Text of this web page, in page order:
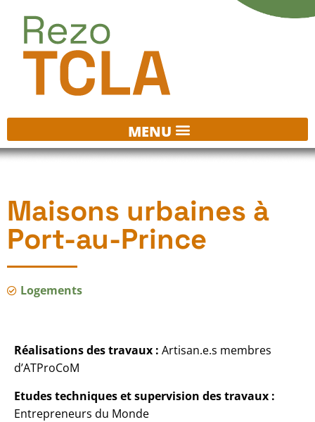
Maisons urbaines à
Port-au-Prince
Logements
Réalisations des travaux : Artisan.e.s membres
d’ATProCoM
Etudes techniques et supervision des travaux :
Entrepreneurs du Monde